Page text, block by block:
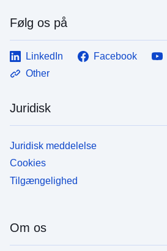
Følg os på
LinkedIn Facebook
Other
Juridisk
Juridisk meddelelse
Cookies
Tilgængelighed
Om os